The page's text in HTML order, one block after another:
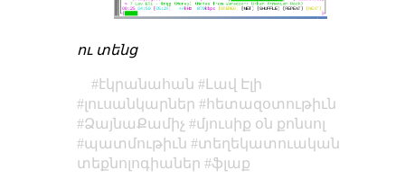
ու տենց
էկրանահան
Լավ Էլի
լուսանկարներ
հետազօտութիւն
ՁայնաՔամիչ
մյուսիք օն քոնսոլ
պատմութիւն
տեղեկատուական
տեքնոլոգիաներ
ֆլաք